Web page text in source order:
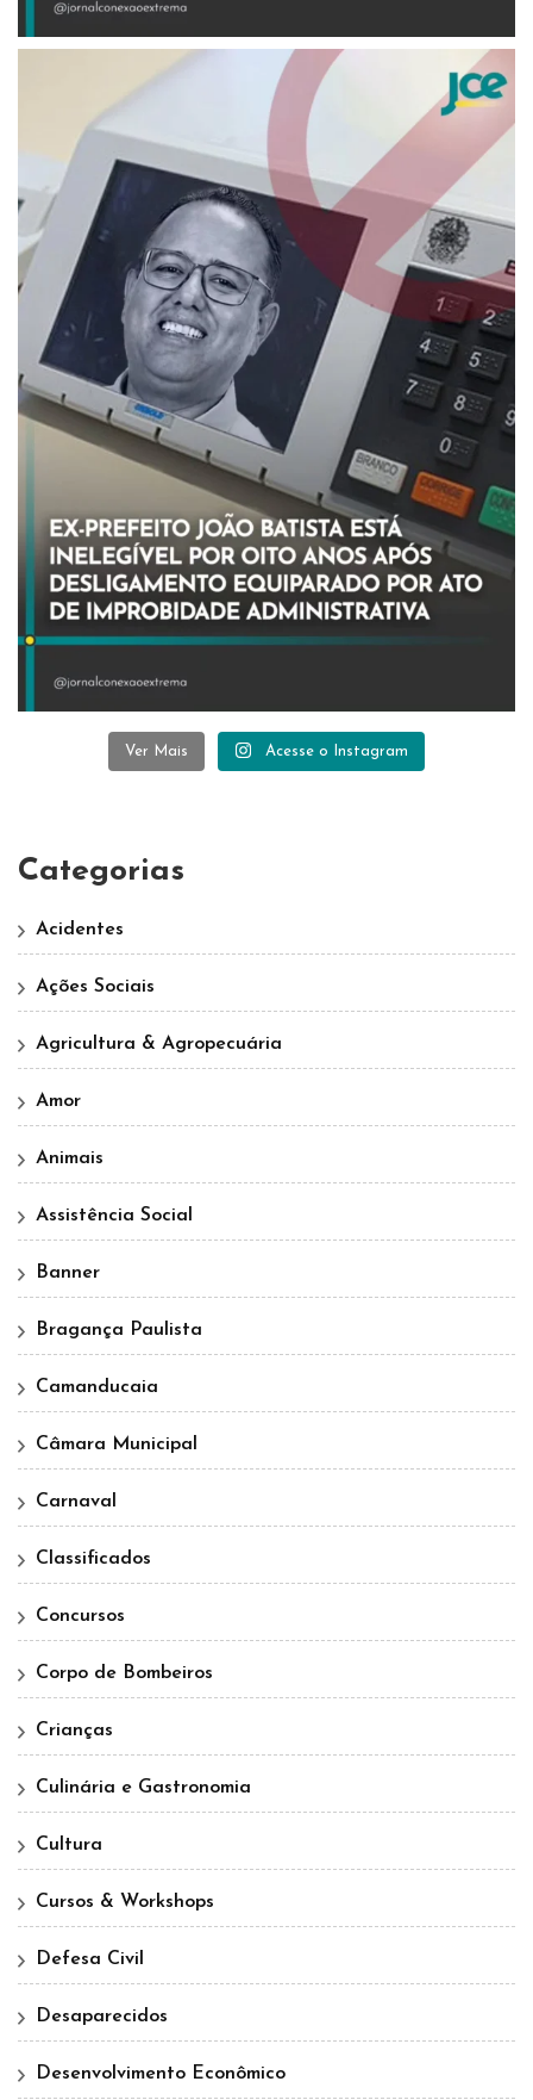
Ver Mais Acesse o Instagram
Categorias
Acidentes
Ações Sociais
Agricultura & Agropecuária
Amor
Animais
Assistência Social
Banner
Bragança Paulista
Camanducaia
Câmara Municipal
Carnaval
Classificados
Concursos
Corpo de Bombeiros
Crianças
Culinária e Gastronomia
Cultura
Cursos & Workshops
Defesa Civil
Desaparecidos
Desenvolvimento Econômico